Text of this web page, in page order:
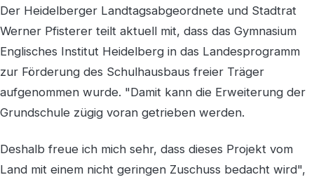
Der Heidelberger Landtagsabgeordnete und Stadtrat
Werner Pfisterer teilt aktuell mit, dass das Gymnasium
Englisches Institut Heidelberg in das Landesprogramm
zur Förderung des Schulhausbaus freier Träger
aufgenommen wurde. "Damit kann die Erweiterung der
Grundschule zügig voran getrieben werden.
Deshalb freue ich mich sehr, dass dieses Projekt vom
Land mit einem nicht geringen Zuschuss bedacht wird",